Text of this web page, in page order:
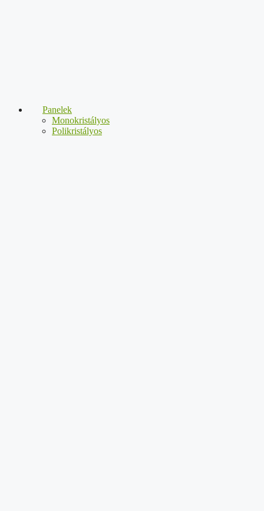
Panelek
Monokristályos
Polikristályos